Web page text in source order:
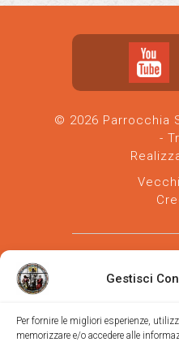
Gestisci
Per fornire le migliori esperienze,
memorizzare e/o accedere alle
© 2026 Parrocchia
-